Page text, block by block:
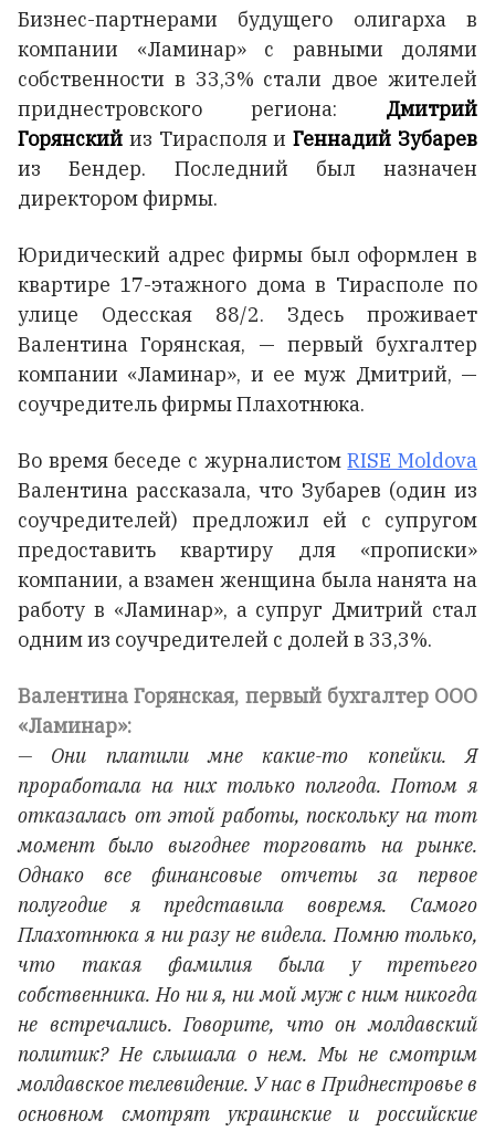
Бизнес-партнерами будущего олигарха в
компании «Ламинар» с равными долями
собственности в 33,3% стали двое жителей
приднестровского региона: Дмитрий
Горянский из Тирасполя иГеннадий Зубарев
из Бендер. Последний был назначен
директором фирмы.
Юридический адрес фирмы был оформлен в
квартире 17-этажного дома в Тирасполе по
улице Одесская 88/2. Здесь проживает
Валентина Горянская, — первый бухгалтер
компании «Ламинар», и ее муж Дмитрий, —
соучредитель фирмы Плахотнюка.
Во время беседе с журналистомRISE Moldova
Валентина рассказала, что Зубарев (один из
соучредителей) предложил ей с супругом
предоставить квартиру для «прописки»
компании, а взамен женщина была нанята на
работу в «Ламинар», а супруг Дмитрий стал
одним из соучредителей с долей в 33,3%.
Валентина Горянская, первый бухгалтер ООО
«Ламинар»:
— Они платили мне какие-то копейки. Я
проработала на них только полгода. Потом я
отказалась от этой работы, поскольку на тот
момент было выгоднее торговать на рынке.
Однако все финансовые отчеты за первое
полугодие я представила вовремя. Самого
Плахотнюка я ни разу не видела. Помню только,
что такая фамилия была у третьего
собственника. Но ни я, ни мой муж с ним никогда
не встречались. Говорите, что он молдавский
политик? Не слышала о нем. Мы не смотрим
молдавское телевидение. У нас в Приднестровье в
основном смотрят украинские и российские